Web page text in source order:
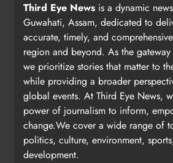
Third Eye News is a dynamic
Guwahati, Assam, dedicated to
accurate, timely, and
region and beyond. As the
we prioritize stories that matter to
while providing a broader
global events. At Third Eye News,
power of journalism to inform,
change.We cover a wide range of
politics, culture, environment,
development.